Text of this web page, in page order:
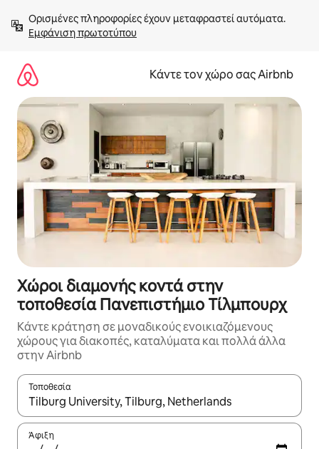
στο
περιεχόμενοΕμφάνιση πρωτοτύπου
Κάντε τον χώρο σας Airbnb
Χώροι διαμονής κοντά στην
τοποθεσία Πανεπιστήμιο Τίλμπουρχ
Κάντε κράτηση σε μοναδικούς ενοικιαζόμενους
χώρους για διακοπές, καταλύματα και πολλά άλλα
στην Airbnb
Τοποθεσία
Όταν τα αποτελέσματα είναι διαθέσιμα, μπορείτε να
Άφιξη